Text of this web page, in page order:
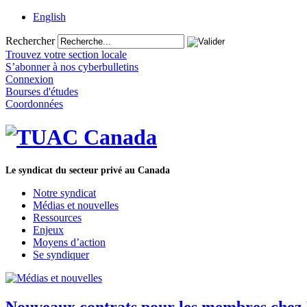
English
Rechercher
Trouvez votre section locale
S’abonner à nos cyberbulletins
Connexion
Bourses d'études
Coordonnées
Le syndicat du secteur privé au Canada
Notre syndicat
Médias et nouvelles
Ressources
Enjeux
Moyens d’action
Se syndiquer